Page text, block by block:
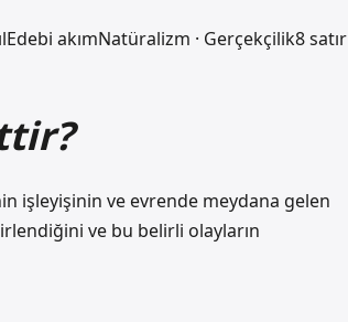
akımNatüralizm · Gerçekçilik8 satır
işleyişinin ve evrende meydana gelen
ve bu belirli olayların